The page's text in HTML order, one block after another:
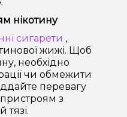
нікотину
сигарети ,
жижі. Щоб
необхідно
чи обмежити
перевагу
з
тязі.